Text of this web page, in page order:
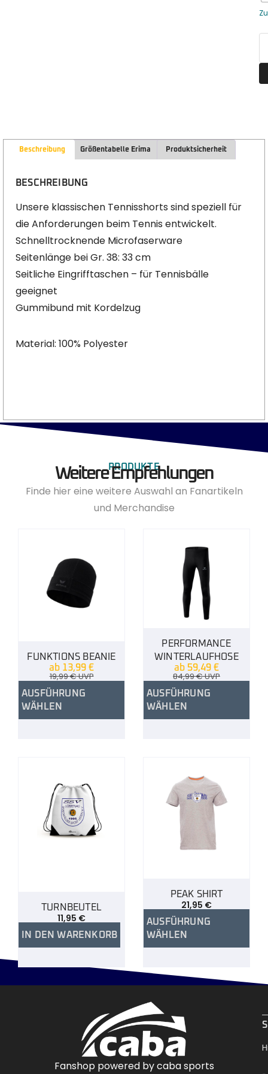
Beschreibung Größentabelle Erima Produktsicherheit
BESCHREIBUNG
Unsere klassischen Tennisshorts sind speziell für
die Anforderungen beim Tennis entwickelt.
Schnelltrocknende Microfaserware
Seitenlänge bei Gr. 38: 33 cm
Seitliche Eingrifftaschen – für Tennisbälle
geeignet
Gummibund mit Kordelzug
Material: 100% Polyester
PRODUKTE
Weitere Empfehlungen
Finde hier eine weitere Auswahl an Fanartikeln
und Merchandise
FUNKTIONS BEANIE
ab 13,99 €
19,99€UVP
AUSFÜHRUNG
WÄHLEN
PERFORMANCE
WINTERLAUFHOSE
ab 59,49 €
84,99€UVP
AUSFÜHRUNG
WÄHLEN
TURNBEUTEL
11,95 €
IN DEN WARENKORB
PEAK SHIRT
21,95 €
AUSFÜHRUNG
WÄHLEN
Fanshop powered by caba sports